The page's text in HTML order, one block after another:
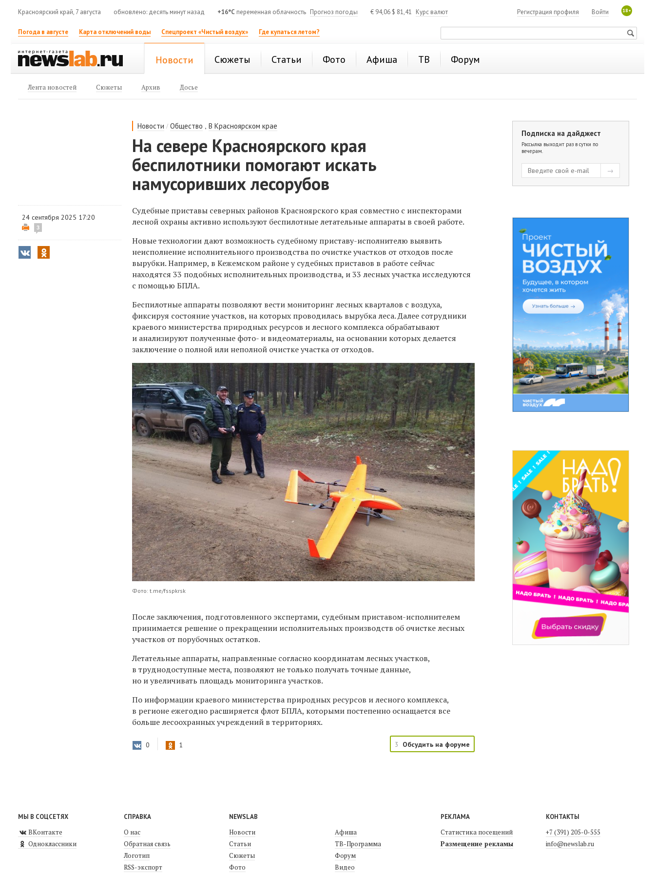
Красноярский край, 7 августа обновлено: десять минут назад +16°C переменная облачность Прогноз погоды € 94,06 $ 81,41 Курс валют 18+
Войти
Регистрация профиля
Погода в августе Карта отключений воды Спецпроект «Чистый воздух» Где купаться летом?
Новости Сюжеты Статьи Фото Афиша ТВ Форум
Лента новостей Сюжеты Архив Досье
Новости /Общество ,В Красноярском крае
На севере Красноярского края
беспилотники помогают искать
намусоривших лесорубов
24 сентября 2025 17:20
3
Судебные приставы северных районов Красноярского края совместно с инспекторами
лесной охраны активно используют беспилотные летательные аппараты в своей работе.
Новые технологии дают возможность судебному приставу-исполнителю выявить
неисполнение исполнительного производства по очистке участков от отходов после
вырубки. Например, в Кежемском районе у судебных приставов в работе сейчас
находятся 33 подобных исполнительных производства, и 33 лесных участка исследуются
с помощью БПЛА.
Беспилотные аппараты позволяют вести мониторинг лесных кварталов с воздуха,
фиксируя состояние участков, на которых проводилась вырубка леса. Далее сотрудники
краевого министерства природных ресурсов и лесного комплекса обрабатывают
и анализируют полученные фото- и видеоматериалы, на основании которых делается
заключение о полной или неполной очистке участка от отходов.
Фото: t.me/fsspkrsk
После заключения, подготовленного экспертами, судебным приставом-исполнителем
принимается решение о прекращении исполнительных производств об очистке лесных
участков от порубочных остатков.
Летательные аппараты, направленные согласно координатам лесных участков,
в труднодоступные места, позволяют не только получать точные данные,
но и увеличивать площадь мониторинга участков.
По информации краевого министерства природных ресурсов и лесного комплекса,
в регионе ежегодно расширяется флот БПЛА, которыми постепенно оснащается все
больше лесоохранных учреждений в территориях.
0 1 3 Обсудить на форуме
Подписка на дайджест
Рассылка выходит раз в сутки по
вечерам.
МЫ В СОЦСЕТЯХ
ВКонтакте
Одноклассники
СПРАВКА
О нас
Обратная связь
Логотип
RSS-экспорт
NEWSLAB
Новости
Статьи
Сюжеты
Фото
Афиша
ТВ-Программа
Форум
Видео
РЕКЛАМА
Статистика посещений
Размещение рекламы
КОНТАКТЫ
+7 (391) 205-0-555
info@newslab.ru